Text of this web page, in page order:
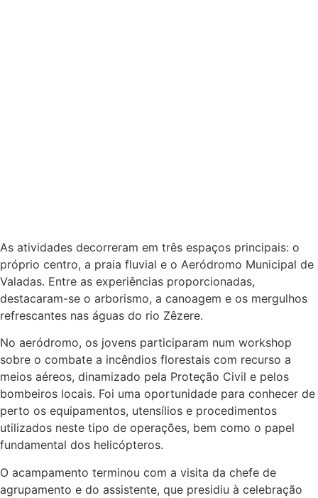
As atividades decorreram em três espaços principais: o
próprio centro, a praia fluvial e o Aeródromo Municipal de
Valadas. Entre as experiências proporcionadas,
destacaram-se o arborismo, a canoagem e os mergulhos
refrescantes nas águas do rio Zêzere.
No aeródromo, os jovens participaram num workshop
sobre o combate a incêndios florestais com recurso a
meios aéreos, dinamizado pela Proteção Civil e pelos
bombeiros locais. Foi uma oportunidade para conhecer de
perto os equipamentos, utensílios e procedimentos
utilizados neste tipo de operações, bem como o papel
fundamental dos helicópteros.
O acampamento terminou com a visita da chefe de
agrupamento e do assistente, que presidiu à celebração